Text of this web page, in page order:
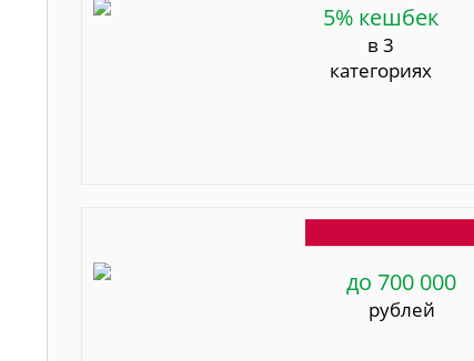
5% кешбек
в 3
категориях
до 700 000
рублей